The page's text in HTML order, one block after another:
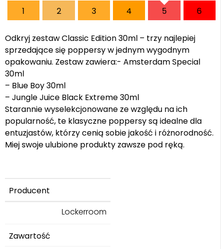
1
2 3 4 5 6
Odkryj zestaw Classic Edition 30ml – trzy najlepiej
sprzedające się poppersy w jednym wygodnym
opakowaniu. Zestaw zawiera:- Amsterdam Special
30ml
– Blue Boy 30ml
– Jungle Juice Black Extreme 30ml
Starannie wyselekcjonowane ze względu na ich
popularność, te klasyczne poppersy są idealne dla
entuzjastów, którzy cenią sobie jakość i różnorodność.
Miej swoje ulubione produkty zawsze pod ręką.
Producent
Lockerroom
Zawartość